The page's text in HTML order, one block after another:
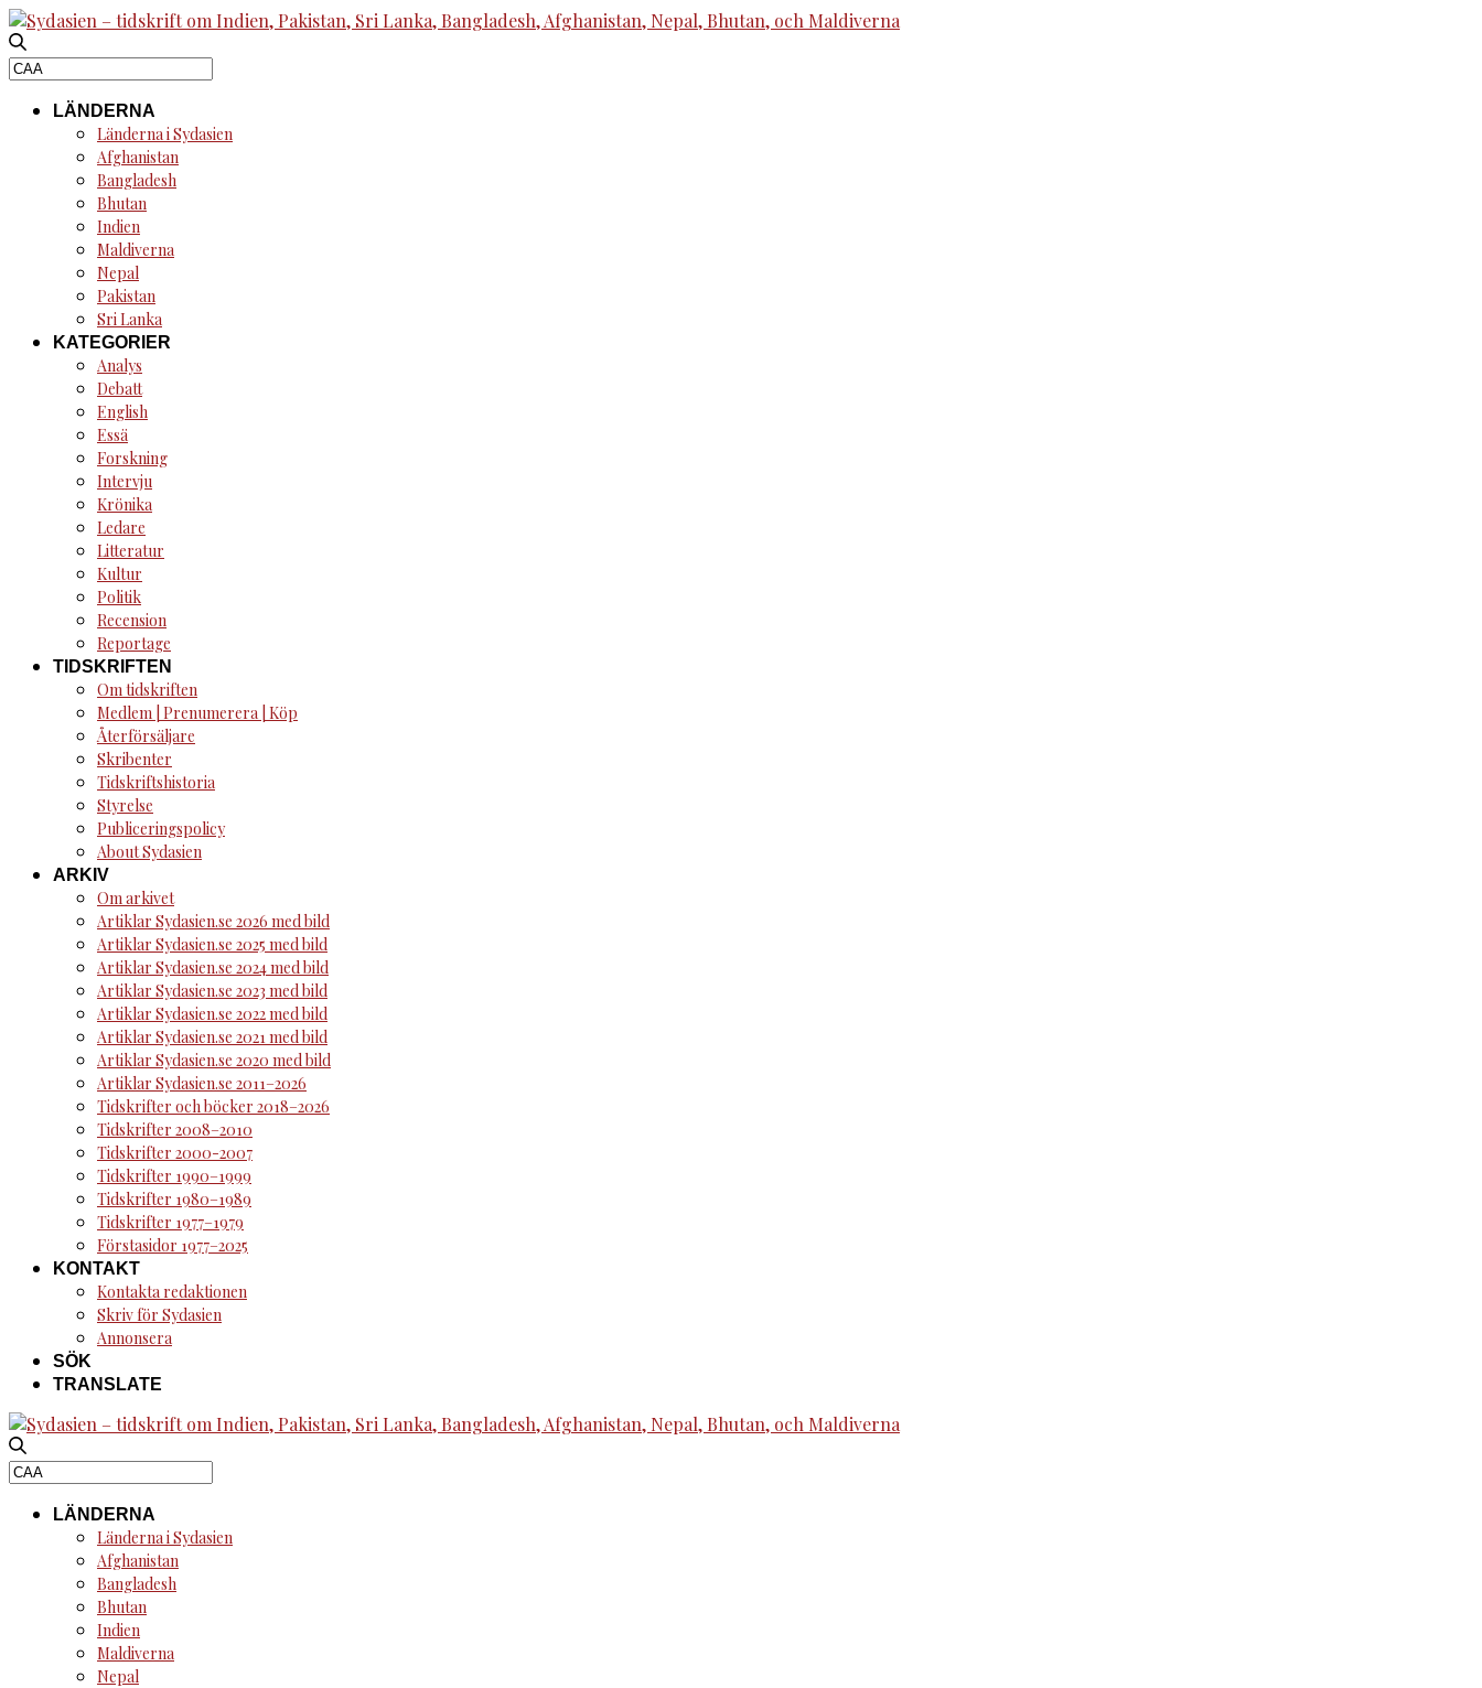
Search
LÄNDERNA
Länderna i Sydasien
Afghanistan
Bangladesh
Bhutan
Indien
Maldiverna
Nepal
Pakistan
Sri Lanka
KATEGORIER
Analys
Debatt
English
Essä
Forskning
Intervju
Krönika
Ledare
Litteratur
Kultur
Politik
Recension
Reportage
TIDSKRIFTEN
Om tidskriften
Medlem | Prenumerera | Köp
Återförsäljare
Skribenter
Tidskriftshistoria
Styrelse
Publiceringspolicy
About Sydasien
ARKIV
Om arkivet
Artiklar Sydasien.se 2026 med bild
Artiklar Sydasien.se 2025 med bild
Artiklar Sydasien.se 2024 med bild
Artiklar Sydasien.se 2023 med bild
Artiklar Sydasien.se 2022 med bild
Artiklar Sydasien.se 2021 med bild
Artiklar Sydasien.se 2020 med bild
Artiklar Sydasien.se 2011–2026
Tidskrifter och böcker 2018–2026
Tidskrifter 2008–2010
Tidskrifter 2000-2007
Tidskrifter 1990–1999
Tidskrifter 1980–1989
Tidskrifter 1977–1979
Förstasidor 1977–2025
KONTAKT
Kontakta redaktionen
Skriv för Sydasien
Annonsera
SÖK
TRANSLATE
Search
LÄNDERNA
Länderna i Sydasien
Afghanistan
Bangladesh
Bhutan
Indien
Maldiverna
Nepal